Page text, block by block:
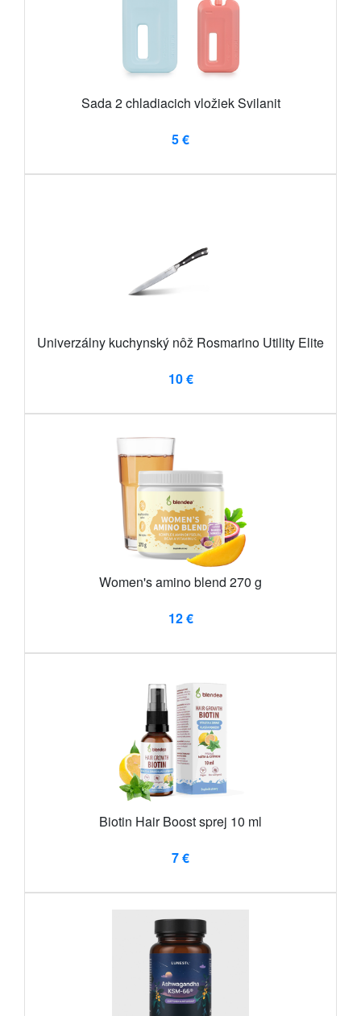
Sada 2 chladiacich vložiek Svilanit
5 €
Univerzálny kuchynský nôž Rosmarino Utility Elite
10 €
Women's amino blend 270 g
12 €
Biotin Hair Boost sprej 10 ml
7 €